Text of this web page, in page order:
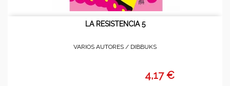
LA RESISTENCIA 5
VARIOS AUTORES / DIBBUKS
4,17 €